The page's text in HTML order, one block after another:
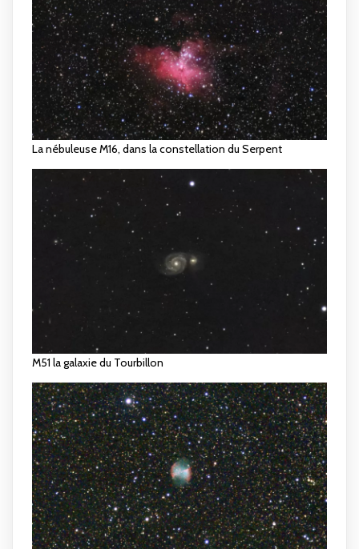
La nébuleuse M16, dans la constellation du Serpent
M51 la galaxie du Tourbillon